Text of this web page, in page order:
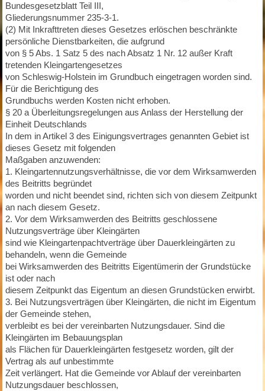
Bundesgesetzblatt Teil III,
Gliederungsnummer 235-3-1.
(2) Mit Inkrafttreten dieses Gesetzes erlöschen beschränkte
persönliche Dienstbarkeiten, die aufgrund
von § 5 Abs. 1 Satz 5 des nach Absatz 1 Nr. 12 außer Kraft
tretenden Kleingartengesetzes
von Schleswig-Holstein im Grundbuch eingetragen worden sind.
Für die Berichtigung des
Grundbuchs werden Kosten nicht erhoben.
§ 20 a Überleitungsregelungen aus Anlass der Herstellung der
Einheit Deutschlands
In dem in Artikel 3 des Einigungsvertrages genannten Gebiet ist
dieses Gesetz mit folgenden
Maßgaben anzuwenden:
1. Kleingartennutzungsverhältnisse, die vor dem Wirksamwerden
des Beitritts begründet
worden und nicht beendet sind, richten sich von diesem Zeitpunkt
an nach diesem Gesetz.
2. Vor dem Wirksamwerden des Beitritts geschlossene
Nutzungsverträge über Kleingärten
sind wie Kleingartenpachtverträge über Dauerkleingärten zu
behandeln, wenn die Gemeinde
bei Wirksamwerden des Beitritts Eigentümerin der Grundstücke
ist oder nach
diesem Zeitpunkt das Eigentum an diesen Grundstücken erwirbt.
3. Bei Nutzungsverträgen über Kleingärten, die nicht im Eigentum
der Gemeinde stehen,
verbleibt es bei der vereinbarten Nutzungsdauer. Sind die
Kleingärten im Bebauungsplan
als Flächen für Dauerkleingärten festgesetz worden, gilt der
Vertrag als auf unbestimmte
Zeit verlängert. Hat die Gemeinde vor Ablauf der vereinbarten
Nutzungsdauer beschlossen,